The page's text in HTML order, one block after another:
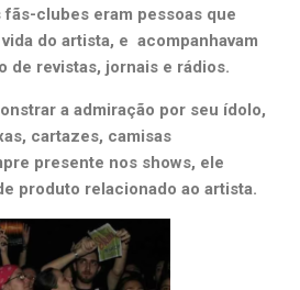
clubes eram pessoas que
do artista, e acompanhavam
de revistas, jornais e rádios.
a admiração por seu ídolo,
cartazes, camisas
presente nos shows, ele
produto relacionado ao artista.